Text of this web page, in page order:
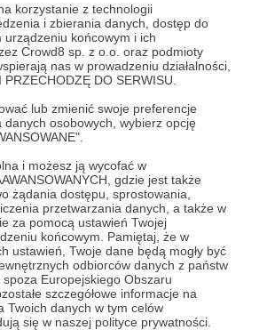
korzystanie z technologii
i zbierania danych, dostęp do
urządzeniu końcowym i ich
Crowd8 sp. z o.o. oraz podmioty
nas w prowadzeniu działalności,
DO SERWISU.
lub zmienić swoje preferencje
osobowych, wybierz opcję
i możesz ją wycofać w
gdzie jest także
żądania dostępu, sprostowania,
przetwarzania danych, a także w
za pomocą ustawień Twojej
końcowym. Pamiętaj, że w
ustawień, Twoje dane będą mogły być
odbiorców danych z państw
Europejskiego Obszaru
szczegółowe informacje na
Twoich danych w tym celów
się w naszej polityce prywatności.
grona Patronów!
AutoraFundacja Katarzyny
Kozyryjuż teraz!
Patronem